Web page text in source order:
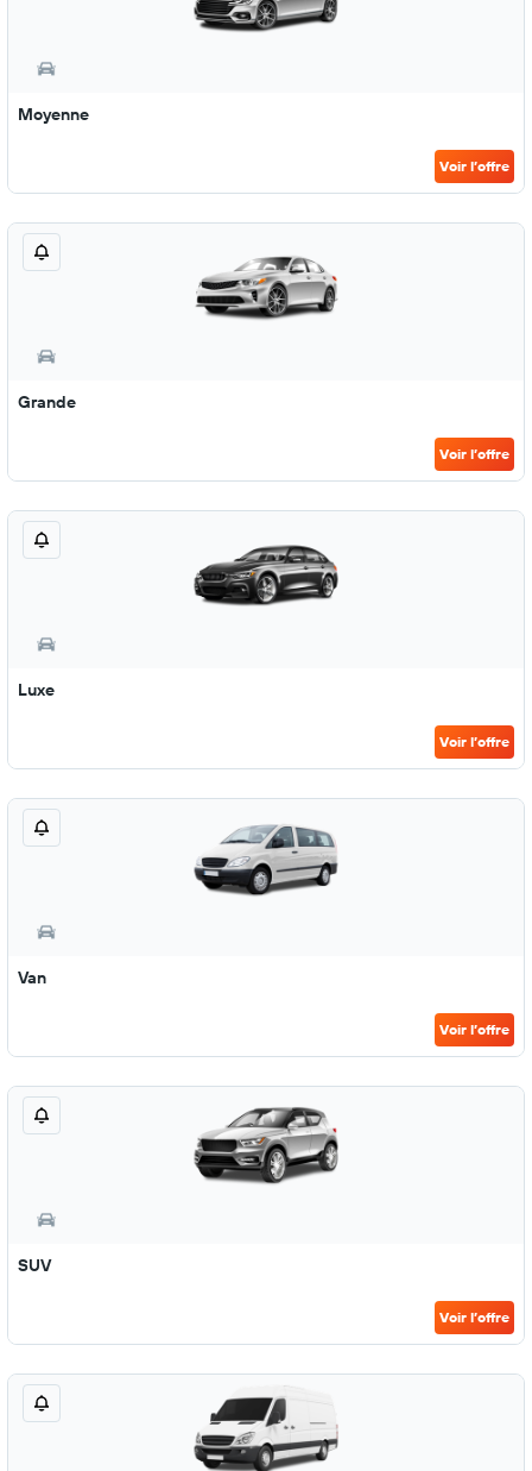
Moyenne
Voir l’offre
Grande
Voir l’offre
Luxe
Voir l’offre
Van
Voir l’offre
SUV
Voir l’offre